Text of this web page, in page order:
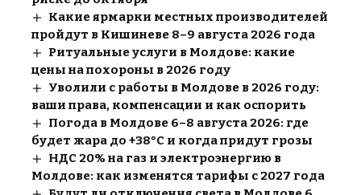
Какие ярмарки местных производителей
пройдут в Кишиневе 8–9 августа 2026 года
Ритуальные услуги в Молдове: какие
цены на похороны в 2026 году
Уволили с работы в Молдове в 2026 году:
ваши права, компенсации и как оспорить
Погода в Молдове 6–8 августа 2026: где
будет жара до +38°C и когда придут грозы
НДС 20% на газ и электроэнергию в
Молдове: как изменятся тарифы с 2027 года